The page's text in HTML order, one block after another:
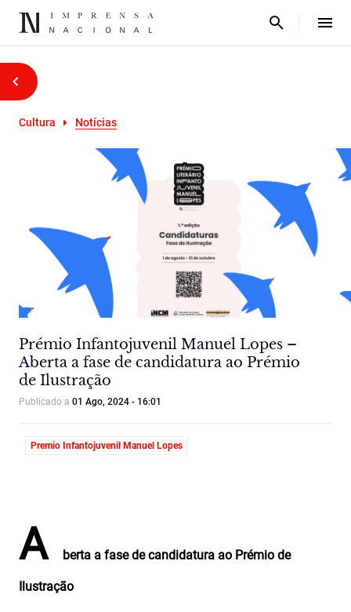
Cultura Notícias
Prémio Infantojuvenil Manuel Lopes –
Aberta a fase de candidatura ao Prémio
de Ilustração
Publicado a 01 Ago, 2024 - 16:01
Premio Infantojuvenil Manuel Lopes
A berta a fase de candidatura ao Prémio de
Ilustração